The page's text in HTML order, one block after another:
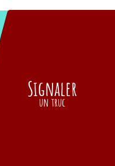
Signaler
un truc